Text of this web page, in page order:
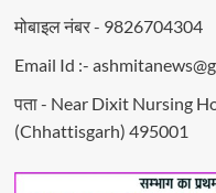
मोबाइल नंबर - 9826704304
Email Id :-
पता - Near Dixit Nursing
(Chhattisgarh) 495001